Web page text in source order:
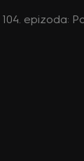
104. epizoda: